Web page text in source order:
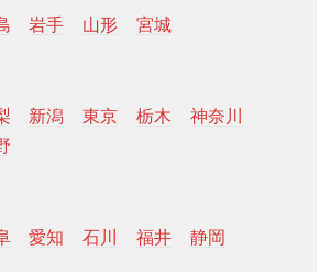
岩手 山形 宮城
新潟 東京 栃木
神奈川
愛知 石川 福井 静岡